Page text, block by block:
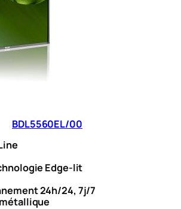
BDL5560EL/00
Edge-lit
24h/24, 7j/7